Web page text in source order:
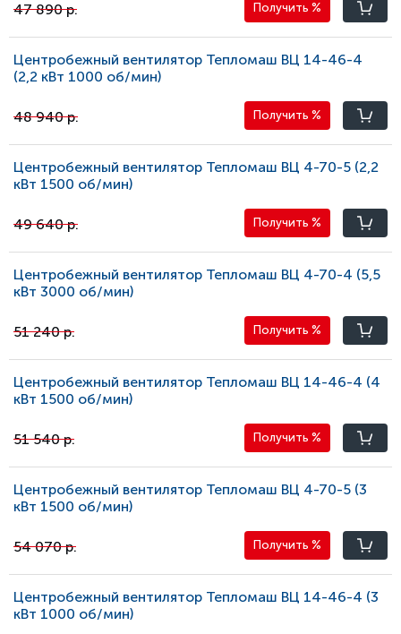
47 890 р. Получить %
Центробежный вентилятор Тепломаш ВЦ 14-46-4
(2,2 кВт 1000 oб/мин)
48 940 р. Получить %
Центробежный вентилятор Тепломаш ВЦ 4-70-5 (2,2
кВт 1500 oб/мин)
49 640 р. Получить %
Центробежный вентилятор Тепломаш ВЦ 4-70-4 (5,5
кВт 3000 oб/мин)
51 240 р. Получить %
Центробежный вентилятор Тепломаш ВЦ 14-46-4 (4
кВт 1500 oб/мин)
51 540 р. Получить %
Центробежный вентилятор Тепломаш ВЦ 4-70-5 (3
кВт 1500 oб/мин)
54 070 р. Получить %
Центробежный вентилятор Тепломаш ВЦ 14-46-4 (3
кВт 1000 oб/мин)